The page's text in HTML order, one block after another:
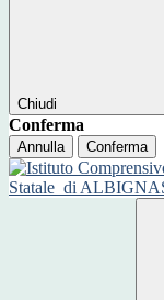
Chiudi
Conferma
Annulla Conferma
Statale di